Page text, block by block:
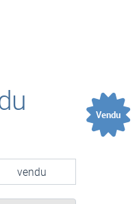
Vendu
vendu